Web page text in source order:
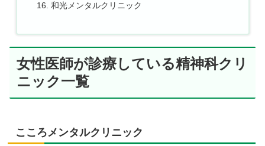
和光メンタルクリニック
女性医師が診療している精神科クリ
ニック一覧
こころメンタルクリニック